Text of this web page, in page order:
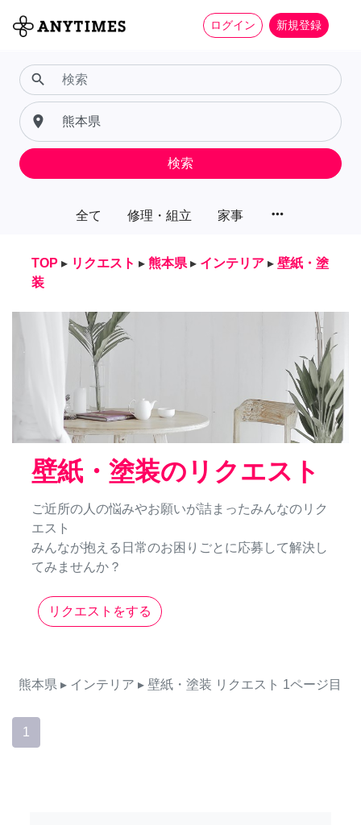
ログイン 新規登録
全て 修理・組立 家事 more_horiz
search
place
検索
TOP ▸ リクエスト ▸ 熊本県 ▸ インテリア ▸ 壁紙・塗
装
壁紙・塗装のリクエスト
ご近所の人の悩みやお願いが詰まったみんなのリク
エスト
みんなが抱える日常のお困りごとに応募して解決し
てみませんか？
リクエストをする
熊本県 ▸ インテリア ▸ 壁紙・塗装 リクエスト 1ページ目
1